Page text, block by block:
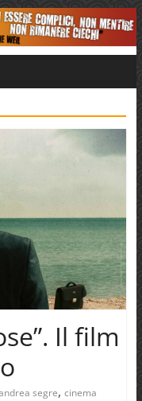
Il film
segre, cinema